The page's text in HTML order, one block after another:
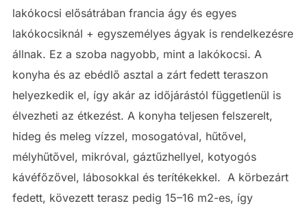
lakókocsi elősátrában francia ágy és egyes
lakókocsiknál + egyszemélyes ágyak is rendelkezésre
állnak. Ez a szoba nagyobb, mint a lakókocsi. A
konyha és az ebédlő asztal a zárt fedett teraszon
helyezkedik el, így akár az időjárástól függetlenül is
élvezheti az étkezést. A konyha teljesen felszerelt,
hideg és meleg vízzel, mosogatóval, hűtővel,
mélyhűtővel, mikróval, gáztűzhellyel, kotyogós
kávéfőzővel, lábosokkal és terítékekkel. A körbezárt
fedett, kövezett terasz pedig 15–16 m2-es, így